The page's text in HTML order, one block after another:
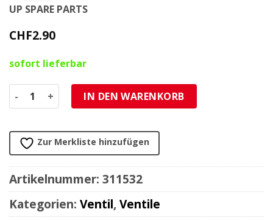
UP SPARE PARTS
CHF2.90
sofort lieferbar
Ventil gerade/schwarz für Tubelessfelge 11.3mm (TR412)
IN DEN WARENKORB
Zur Merkliste hinzufügen
Artikelnummer: 311532
Kategorien: Ventil,Ventile